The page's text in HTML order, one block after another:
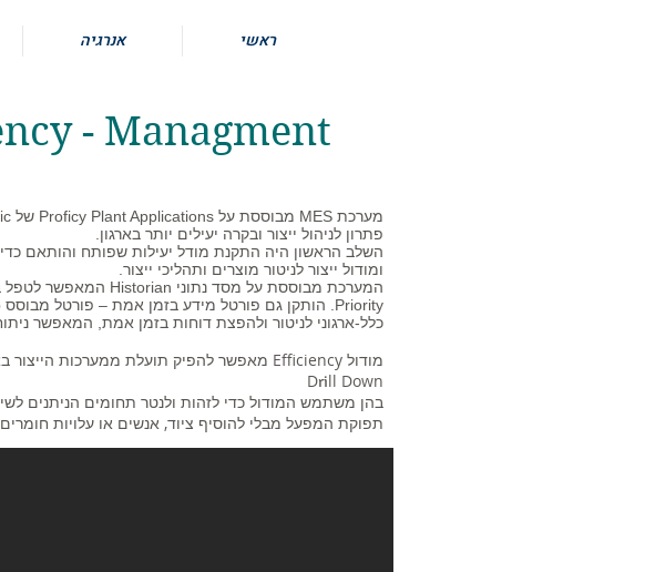
ראשי אנרגיה
- Managment
פתרון לניהול ייצור ובקרה יעילים יותר בארגון.
השלב הראשון היה התקנת מודל יעילות שפותח והותאם
ומודול ייצור לניטור מוצרים ותהליכי ייצור.
Priority. הותקן גם פורטל מידע בזמן אמת – פורטל מבוסס web
כלל-ארגוני לניטור ולהפצת דוחות בזמן אמת, המאפשר
Drill Down
בהן משתמש המודול כדי לזהות ולנטר תחומים הניתנים
תפוקת המפעל מבלי להוסיף ציוד, אנשים או עלויות